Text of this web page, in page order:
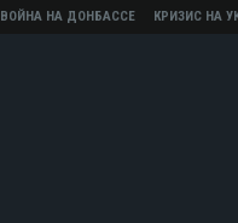
ВОЙНА НА ДОНБАССЕ КРИЗИС НА